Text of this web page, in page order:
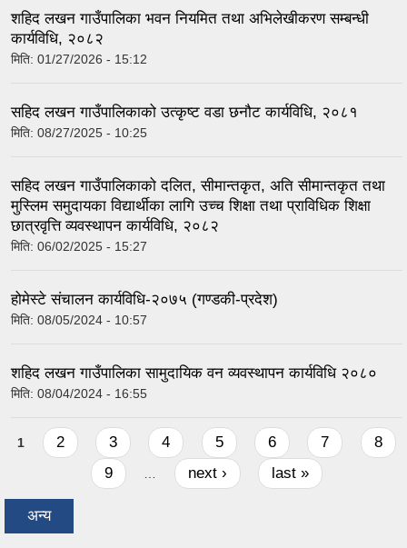
शहिद लखन गाउँपालिका भवन नियमित तथा अभिलेखीकरण सम्बन्धी
कार्यविधि, २०८२
मिति: 01/27/2026 - 15:12
सहिद लखन गाउँपालिकाको उत्कृष्ट वडा छनौट कार्यविधि, २०८१
मिति: 08/27/2025 - 10:25
सहिद लखन गाउँपालिकाको दलित, सीमान्तकृत, अति सीमान्तकृत तथा
मुस्लिम समुदायका विद्यार्थीका लागि उच्च शिक्षा तथा प्राविधिक शिक्षा
छात्रवृत्ति व्यवस्थापन कार्यविधि, २०८२
मिति: 06/02/2025 - 15:27
होमेस्टे संचालन कार्यविधि-२०७५ (गण्डकी-प्रदेश)
मिति: 08/05/2024 - 10:57
शहिद लखन गाउँपालिका सामुदायिक वन व्यवस्थापन कार्यविधि २०८०
मिति: 08/04/2024 - 16:55
Pages
1 2 3 4 5 6 7
8
9
next › last »
अन्य